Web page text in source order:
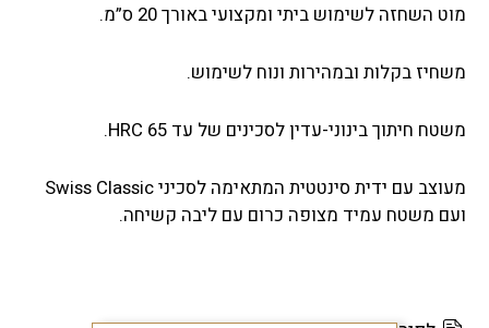
מוט השחזה לשימוש ביתי ומקצועי באורך 20 ס”מ.
משחיז בקלות ובמהירות ונוח לשימוש.
משטח חיתוך בינוני-עדין לסכינים של עד 65 HRC.
מעוצב עם ידית סינטטית המתאימה לסכיני Swiss Classic
ועם משטח עמיד מצופה כרום עם ליבה קשיחה.